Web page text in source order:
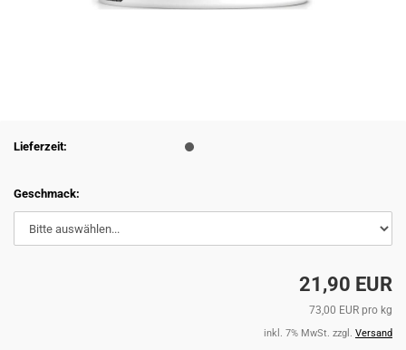
Lieferzeit:
Geschmack:
21,90 EUR
73,00 EUR pro kg
inkl. 7% MwSt. zzgl. Versand